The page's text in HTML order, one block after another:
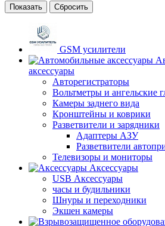
Сбросить
GSM усилители
аксессуары
Авторегистраторы
Вольтметры и ангельские
Камеры заднего вида
Кронштейны и коврики
Разветвители и зарядники
Адаптеры АЗУ
Разветвители
Телевизоры и мониторы
Аксессуары
USB Аксессуары
часы и будильники
Шнуры и переходники
Экшен камеры